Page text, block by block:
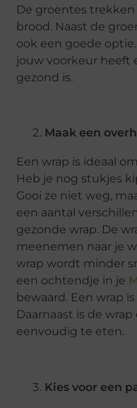
De groentes
brood. Naast de
ook een goede
jouw voorkeur heeft
gezond is.
Maak een
Een wrap is ideaal
Heb je nog stukjes
Gooi ze niet weg,
een aantal
gezonde wrap. De
meenemen naar je
wrap wordt minder
een ochtendje in je
bewaard. Een wrap
Daarnaast is de
eenvoudig te eten.
Kies voor een